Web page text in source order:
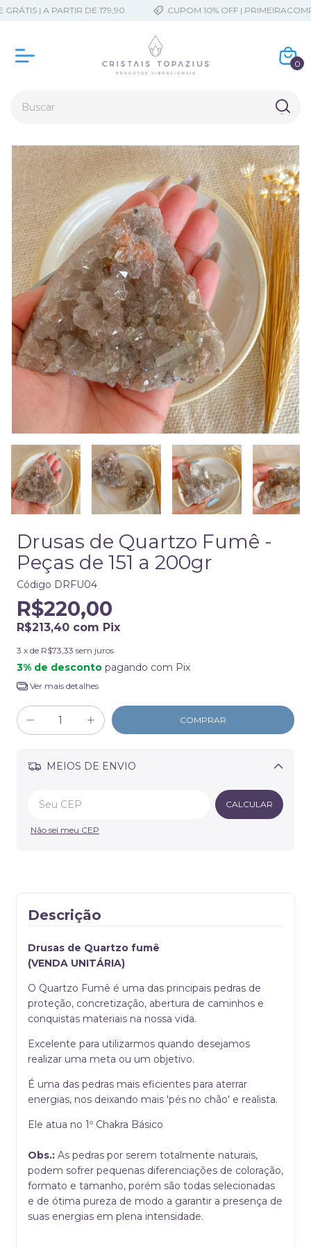
| A PARTIR DE 179,90 CUPOM 10% OFF |
0
Drusas de Quartzo Fumê -
Peças de 151 a 200gr
Código DRFU04
R$220,00
R$213,40 com Pix
3 x de R$73,33 sem juros
3% de desconto pagando com Pix
Ver mais detalhes
MEIOS DE ENVIO
Alterar CEP
CALCULAR
Não sei meu CEP
Descrição
Drusas de Quartzo fumê
(VENDA UNITÁRIA)
O Quartzo Fumê é uma das principais pedras de
proteção, concretização, abertura de caminhos e
conquistas materiais na nossa vida.
Excelente para utilizarmos quando desejamos
realizar uma meta ou um objetivo.
É uma das pedras mais eficientes para aterrar
energias, nos deixando mais 'pés no chão' e realista.
Ele atua no 1º Chakra Básico
Obs.: As pedras por serem totalmente naturais,
podem sofrer pequenas diferenciações de coloração,
formato e tamanho, porém são todas selecionadas
e de ótima pureza de modo a garantir a presença de
suas energias em plena intensidade.